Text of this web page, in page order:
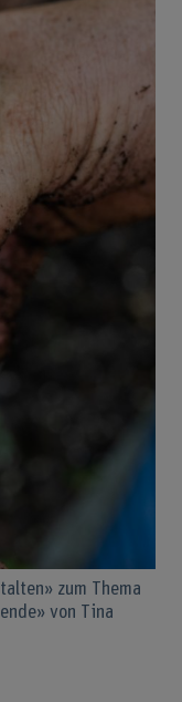
zum Thema
von Tina